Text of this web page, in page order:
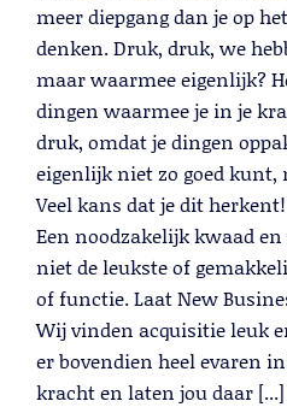
meer diepgang dan je op
denken. Druk, druk, we
maar waarmee eigenlijk?
dingen waarmee je in je
druk, omdat je dingen
eigenlijk niet zo goed kunt,
Veel kans dat je dit
Een noodzakelijk kwaad
niet de leukste of
of functie. Laat New
Wij vinden acquisitie leuk
er bovendien heel evaren
kracht en laten jou daar [...]